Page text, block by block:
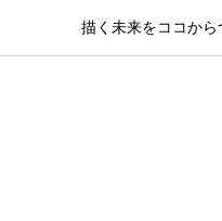
描く未来をココから